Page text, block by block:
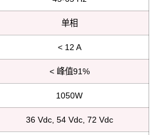
单相
< 12 A
< 峰值91%
1050W
36 Vdc, 54 Vdc, 72 Vdc